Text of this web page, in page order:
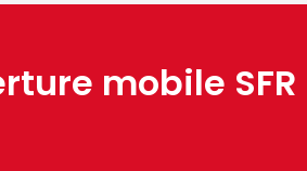
mobile SFR